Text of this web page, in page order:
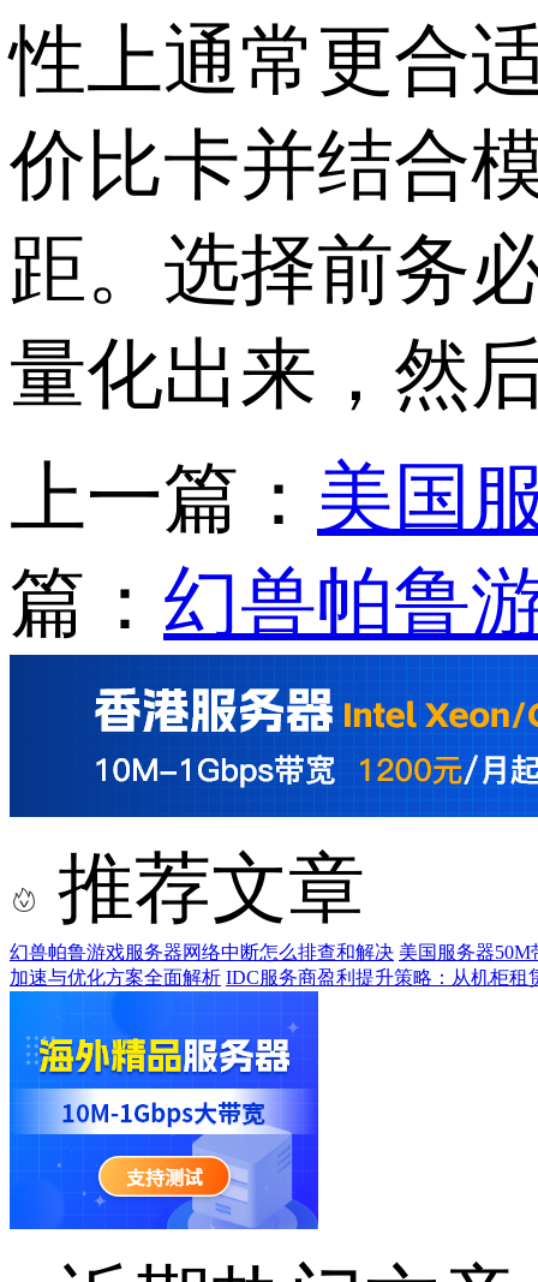
性上通常更合
价比卡并结合
距。选择前务
量化出来，然
上一篇： 美国
篇： 幻兽帕鲁
推荐文章
幻兽帕鲁游戏服务器网络中断怎么排查和解决 美国服务器
加速与优化方案全面解析 IDC服务商盈利提升策略：从机柜租